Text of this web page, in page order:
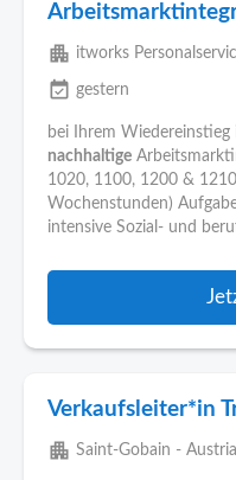
apartment itworks
event_available gestern
bei Ihrem
nachhaltige
1020, 1100, 1200 &
Wochenstunden)
intensive Sozial- und
Verkaufsleiter*in
apartment Saint-Gobain -